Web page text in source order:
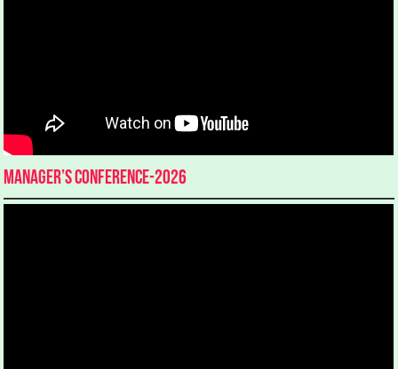
Manager’s Conference-2026